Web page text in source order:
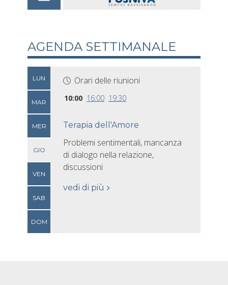
AGENDA SETTIMANALE
LUN
MAR
MER
GIO
VEN
SAB
DOM
Orari delle riunioni
10:00 16:00 19:30
Terapia dell'Amore
Problemi sentimentali, mancanza
di dialogo nella relazione,
discussioni
vedi di più